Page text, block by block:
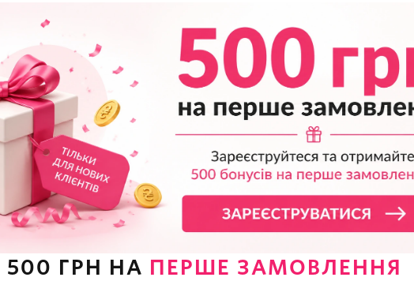
Ночнушка Victoria's Secret
Modal Sleepshirt
2395грн
Пижама с Шортами Victoria's
Secret Thermal Short Pajama
500 ГРН НА ПЕРШЕ ЗАМОВЛЕННЯ